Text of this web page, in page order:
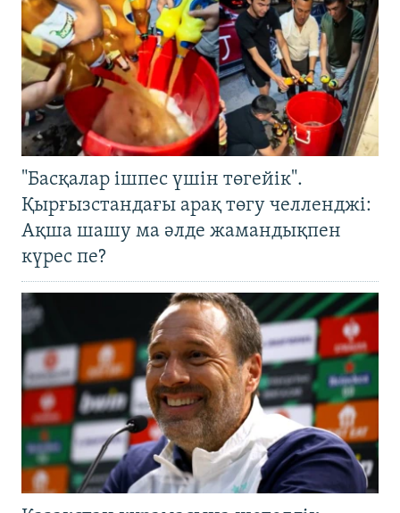
"Басқалар ішпес үшін төгейік".
Қырғызстандағы арақ төгу челленджі:
Ақша шашу ма әлде жамандықпен
күрес пе?